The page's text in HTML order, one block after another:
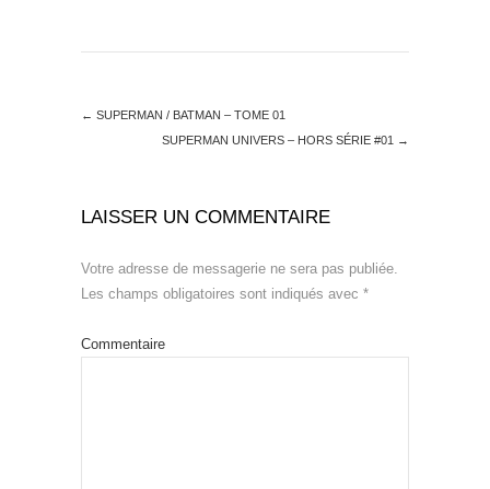
← SUPERMAN / BATMAN – TOME 01
SUPERMAN UNIVERS – HORS SÉRIE #01 →
LAISSER UN COMMENTAIRE
Votre adresse de messagerie ne sera pas publiée.
Les champs obligatoires sont indiqués avec *
Commentaire